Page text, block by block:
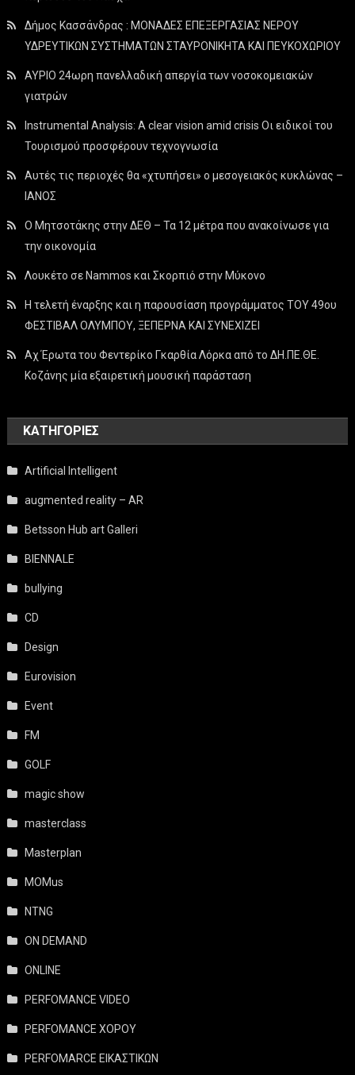
Δήμος Κασσάνδρας : ΜΟΝΑΔΕΣ ΕΠΕΞΕΡΓΑΣΙΑΣ ΝΕΡΟΥ
ΥΔΡΕΥΤΙΚΩΝ ΣΥΣΤΗΜΑΤΩΝ ΣΤΑΥΡΟΝΙΚΗΤΑ ΚΑΙ ΠΕΥΚΟΧΩΡΙΟΥ
ΑΥΡΙΟ 24ωρη πανελλαδική απεργία των νοσοκομειακών
γιατρών
Instrumental Analysis: A clear vision amid crisis Οι ειδικοί του
Τουρισμού προσφέρουν τεχνογνωσία
Αυτές τις περιοχές θα «χτυπήσει» ο μεσογειακός κυκλώνας –
ΙΑΝΟΣ
Ο Μητσοτάκης στην ΔΕΘ – Τα 12 μέτρα που ανακοίνωσε για
την οικονομία
Λουκέτο σε Nammos και Σκορπιό στην Μύκονο
Η τελετή έναρξης και η παρουσίαση προγράμματος ΤΟΥ 49ου
ΦΕΣΤΙΒΑΛ ΟΛΥΜΠΟΥ, ΞΕΠΕΡΝΑ ΚΑΙ ΣΥΝΕΧΙΖΕΙ
Αχ Έρωτα του Φεντερίκο Γκαρθία Λόρκα από το ΔΗ.ΠΕ.ΘΕ.
Κοζάνης μία εξαιρετική μουσική παράσταση
KΑΤΗΓΟΡΊΕΣ
Artificial Intelligent
augmented reality – AR
Betsson Hub art Galleri
BIENNALE
bullying
CD
Design
Eurovision
Event
FM
GOLF
magic show
masterclass
Masterplan
MOMus
NTNG
ON DEMAND
ONLINE
PERFOMANCE VIDEO
PERFOMANCE ΧΟΡΟΥ
PERFOMARCE ΕΙΚΑΣΤΙΚΩΝ